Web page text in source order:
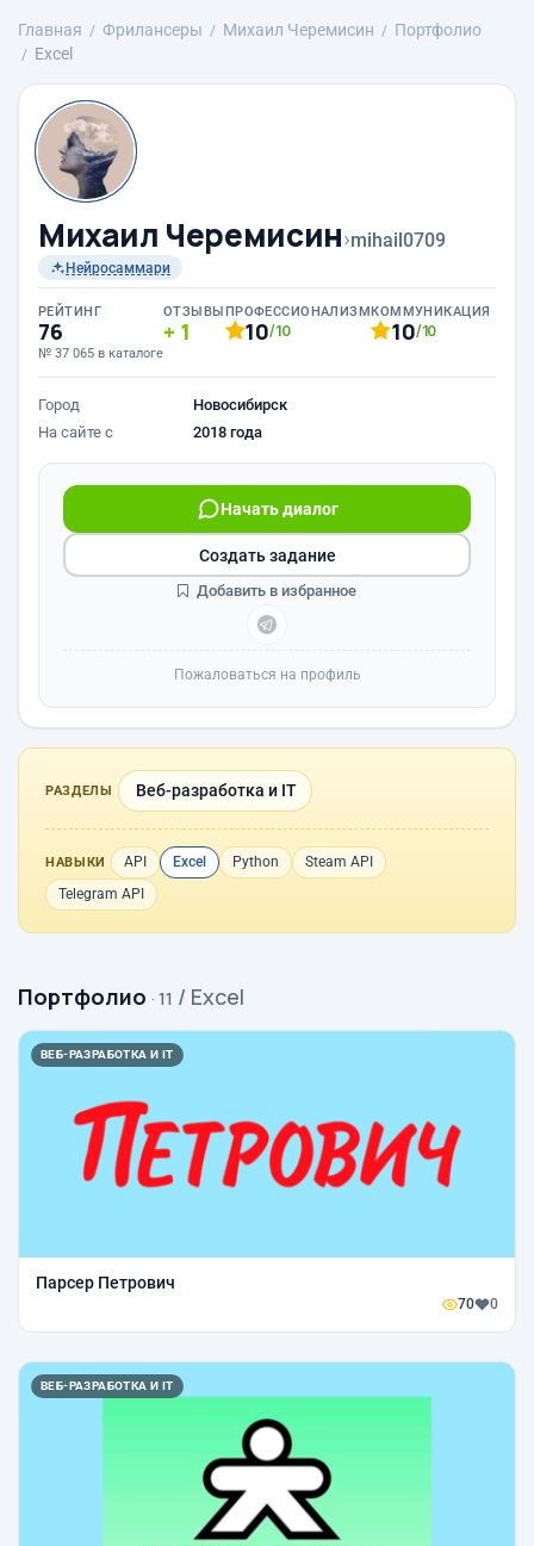
Главная Фрилансеры Михаил Черемисин
Портфолио
Excel
Михаил Черемисин›mihail0709
Нейросаммари
РЕЙТИНГ
76
№ 37 065 в каталоге
ОТЗЫВЫ
1
ПРОФЕССИОНАЛИЗМ
10/10
КОММУНИКАЦИЯ
10/10
Город
Новосибирск
На сайте с
2018 года
Начать диалог
Создать задание
Добавить в избранное
Пожаловаться на профиль
РАЗДЕЛЫ Веб-разработка и IT
НАВЫКИ API Excel Python
Steam API
Telegram API
Портфолио · 11 / Excel
ВЕБ-РАЗРАБОТКА И IT
Парсер Петрович
70 0
ВЕБ-РАЗРАБОТКА И IT